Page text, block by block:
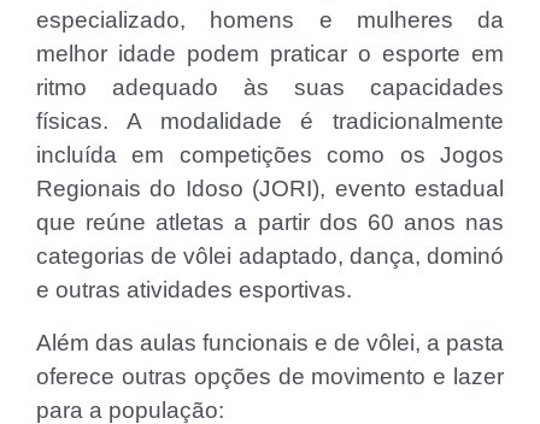
especializado, homens e mulheres da
melhor idade podem praticar o esporte em
ritmo adequado às suas capacidades
físicas. A modalidade é tradicionalmente
incluída em competições como os Jogos
Regionais do Idoso (JORI), evento estadual
que reúne atletas a partir dos 60 anos nas
categorias de vôlei adaptado, dança, dominó
e outras atividades esportivas.
Além das aulas funcionais e de vôlei, a pasta
oferece outras opções de movimento e lazer
para a população: